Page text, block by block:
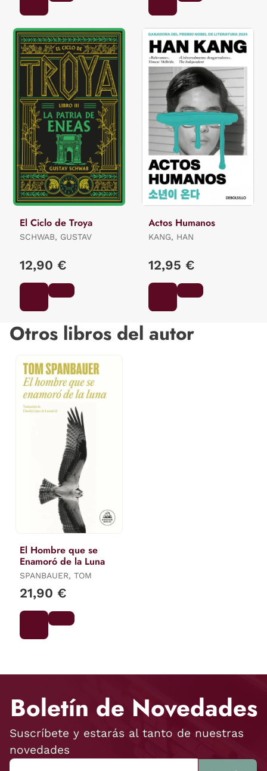
El Ciclo de Troya
SCHWAB, GUSTAV
12,90 €
Actos Humanos
KANG, HAN
12,95 €
Otros libros del autor
El Hombre que se
Enamoró de la Luna
SPANBAUER, TOM
21,90 €
Boletín de Novedades
Suscríbete y estarás al tanto de nuestras
novedades